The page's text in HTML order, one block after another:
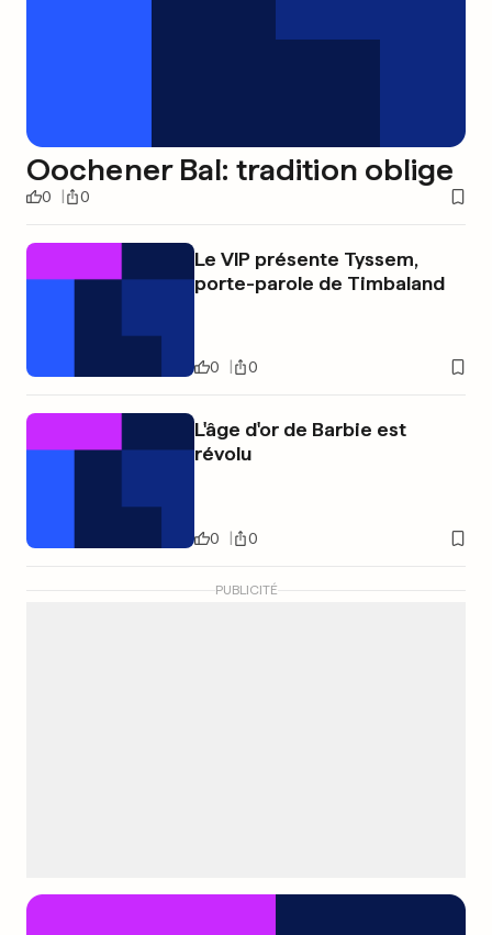
Oochener Bal: tradition oblige
0 0
Le VIP présente Tyssem,
porte-parole de Timbaland
0 0
L'âge d'or de Barbie est
révolu
0 0
PUBLICITÉ